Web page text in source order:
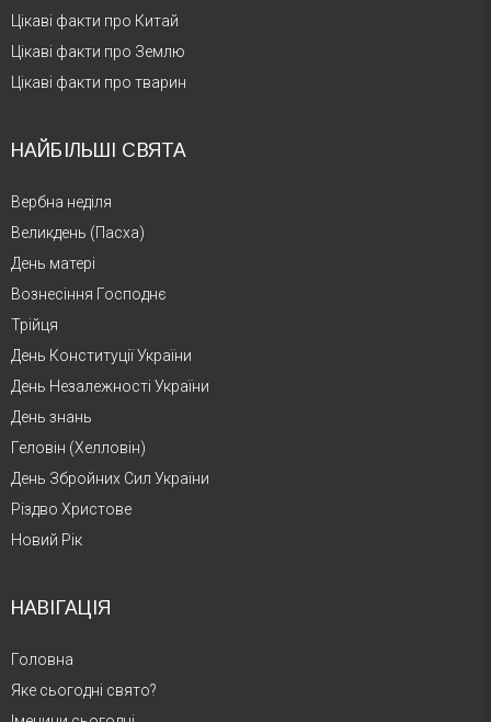
Цікаві факти про Китай
Цікаві факти про Землю
Цікаві факти про тварин
НАЙБІЛЬШІ СВЯТА
Вербна неділя
Великдень (Пасха)
День матері
Вознесіння Господнє
Трійця
День Конституції України
День Незалежності України
День знань
Геловін (Хелловін)
День Збройних Сил України
Різдво Христове
Новий Рік
НАВІГАЦІЯ
Головна
Яке сьогодні свято?